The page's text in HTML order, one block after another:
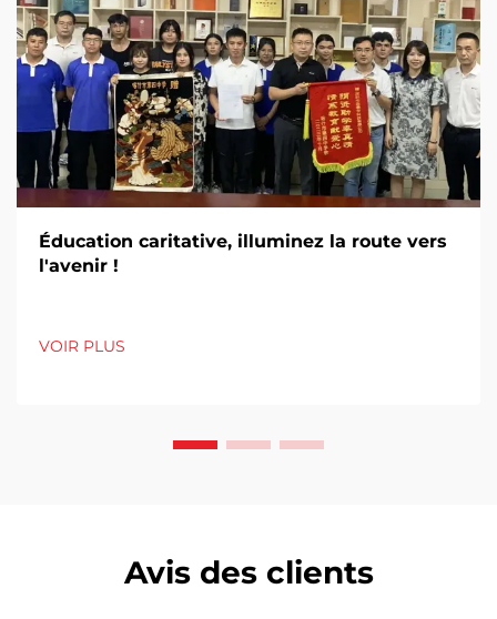
Éducation caritative, illuminez la route vers
l'avenir !
VOIR PLUS
Avis des clients